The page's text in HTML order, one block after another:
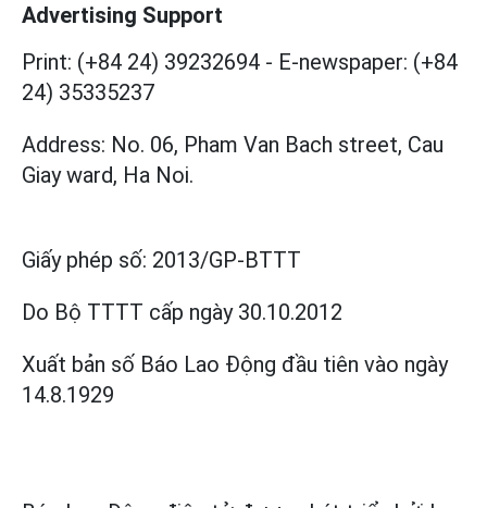
Advertising Support
Print: (+84 24) 39232694 - E-newspaper: (+84
24) 35335237
Address: No. 06, Pham Van Bach street, Cau
Giay ward, Ha Noi.
Giấy phép số: 2013/GP-BTTT
Do Bộ TTTT cấp ngày 30.10.2012
Xuất bản số Báo Lao Động đầu tiên vào ngày
14.8.1929